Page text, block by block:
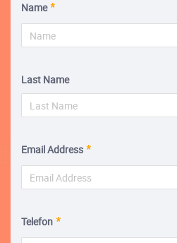
Name
Last Name
Email Address
Telefon